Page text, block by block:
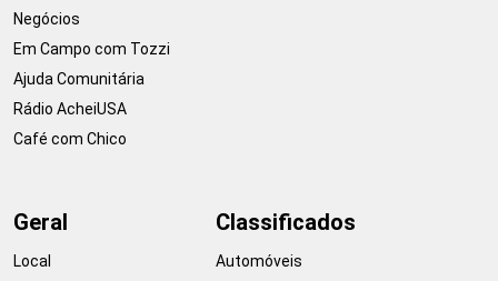
Negócios
Em Campo com Tozzi
Ajuda Comunitária
Rádio AcheiUSA
Café com Chico
Geral
Local
Classificados
Automóveis